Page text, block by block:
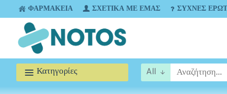
ΦΑΡΜΑΚΕΊΑ ΣΧΕΤΙΚΆ ΜΕ ΕΜΆΣ ΣΥΧΝΈΣ
Κατηγορίες All